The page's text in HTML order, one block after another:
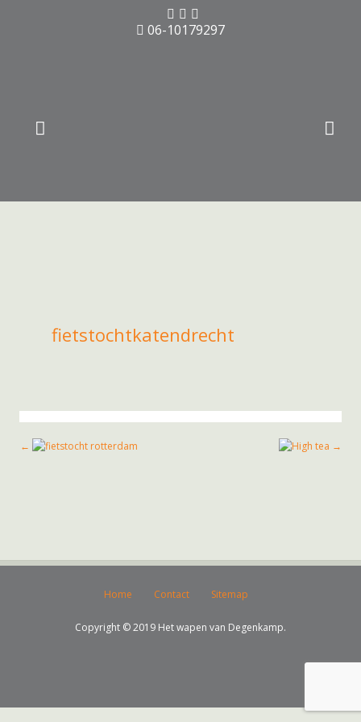
06-10179297
fietstochtkatendrecht
Home Contact Sitemap
Copyright © 2019 Het wapen van Degenkamp.